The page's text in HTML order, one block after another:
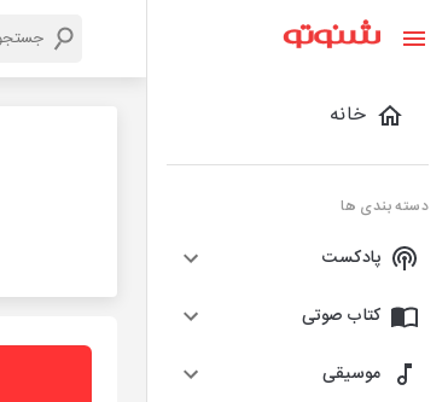
خانه
دسته بندی ها
پادکست
کتاب صوتی
موسیقی